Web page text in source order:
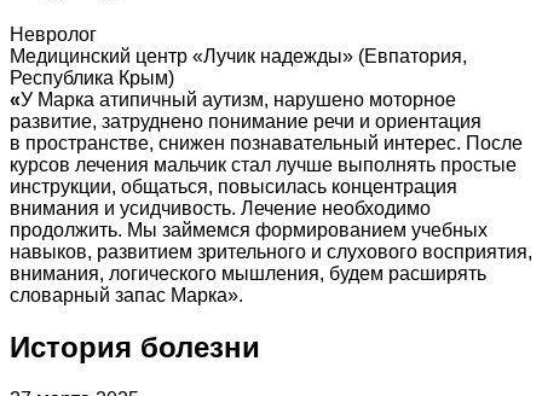
Невролог
Медицинский центр «Лучик надежды» (Евпатория,
Республика Крым)
«У Марка атипичный аутизм, нарушено моторное
развитие, затруднено понимание речи и ориентация
в пространстве, снижен познавательный интерес. После
курсов лечения мальчик стал лучше выполнять простые
инструкции, общаться, повысилась концентрация
внимания и усидчивость. Лечение необходимо
продолжить. Мы займемся формированием учебных
навыков, развитием зрительного и слухового восприятия,
внимания, логического мышления, будем расширять
словарный запас Марка».
История болезни